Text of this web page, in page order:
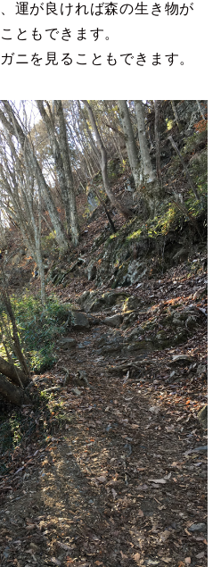
運が良ければ森の生き物が
ともできます。
ニを見ることもできます。